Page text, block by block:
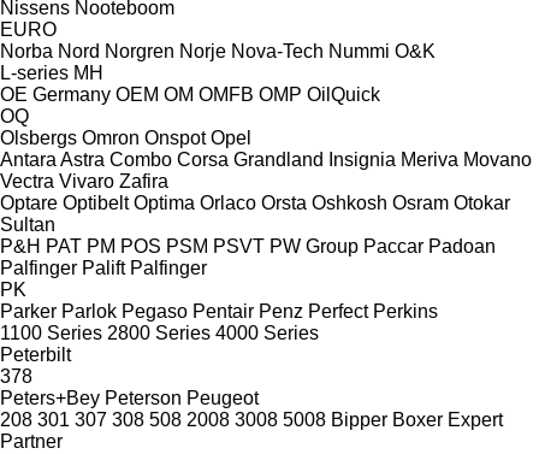
Nissens Nooteboom
EURO
Norba Nord Norgren Norje Nova-Tech Nummi O&K
L-series MH
OE Germany OEM OM OMFB OMP OilQuick
OQ
Olsbergs Omron Onspot Opel
Antara Astra Combo Corsa Grandland Insignia Meriva Movano
Vectra Vivaro Zafira
Optare Optibelt Optima Orlaco Orsta Oshkosh Osram Otokar
Sultan
P&H PAT PM POS PSM PSVT PW Group Paccar Padoan
Palfinger Palift Palfinger
PK
Parker Parlok Pegaso Pentair Penz Perfect Perkins
1100 Series 2800 Series 4000 Series
Peterbilt
378
Peters+Bey Peterson Peugeot
208 301 307 308 508 2008 3008 5008 Bipper Boxer Expert
Partner